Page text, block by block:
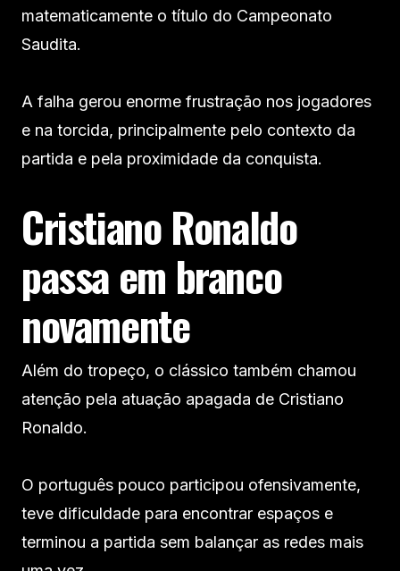
matematicamente o título do Campeonato
Saudita.
A falha gerou enorme frustração nos jogadores
e na torcida, principalmente pelo contexto da
partida e pela proximidade da conquista.
Cristiano Ronaldo
passa em branco
novamente
Além do tropeço, o clássico também chamou
atenção pela atuação apagada de Cristiano
Ronaldo.
O português pouco participou ofensivamente,
teve dificuldade para encontrar espaços e
terminou a partida sem balançar as redes mais